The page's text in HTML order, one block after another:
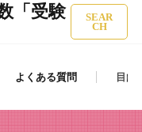
「受験
SEAR
CH
よくある質問 目的